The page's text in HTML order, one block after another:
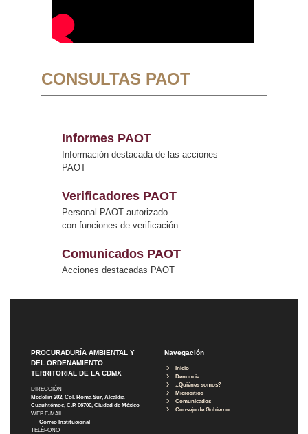
CONSULTAS PAOT
Informes PAOT
Información destacada de las acciones
PAOT
Verificadores PAOT
Personal PAOT autorizado
con funciones de verificación
Comunicados PAOT
Acciones destacadas PAOT
PROCURADURÍA AMBIENTAL Y
DEL ORDENAMIENTO
TERRITORIAL DE LA CDMX
DIRECCIÓN
Medellín 202, Col. Roma Sur, Alcaldía
Cuauhtémoc, C.P. 06700, Ciudad de México
WEB E-MAIL
Correo Institucional
TELÉFONO
Navegación
Inicio
Denuncia
¿Quiénes somos?
Micrositios
Comunicados
Consejo de Gobierno